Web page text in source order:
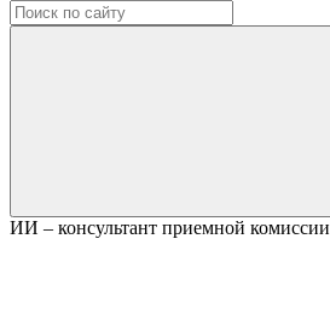
ИИ – консультант приемной комиссии